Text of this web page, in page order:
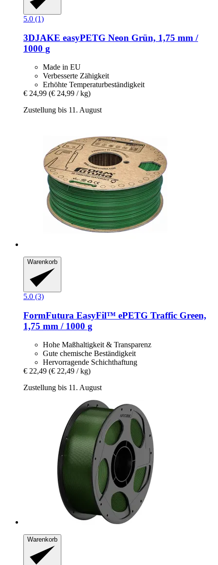
5.0 (1)
3DJAKE easyPETG Neon Grün, 1,75 mm /
1000 g
Made in EU
Verbesserte Zähigkeit
Erhöhte Temperaturbeständigkeit
€ 24,99 (€ 24,99 / kg)
Zustellung bis 11. August
Warenkorb
5.0 (3)
FormFutura EasyFil™ ePETG Traffic Green,
1,75 mm / 1000 g
Hohe Maßhaltigkeit & Transparenz
Gute chemische Beständigkeit
Hervorragende Schichthaftung
€ 22,49 (€ 22,49 / kg)
Zustellung bis 11. August
Warenkorb